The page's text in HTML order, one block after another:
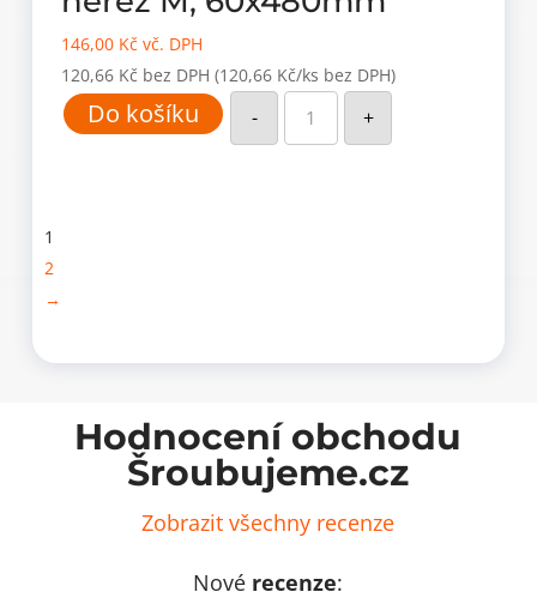
146,00 Kč vč. DPH
120,66 Kč bez DPH (120,66 Kč/ks bez DPH)
Do košíku -
Hliníková
větrací
mřížka
nerez
+
1
2
→
Hodnocení obchodu
Šroubujeme.cz
Zobrazit všechny recenze
Nové recenze: